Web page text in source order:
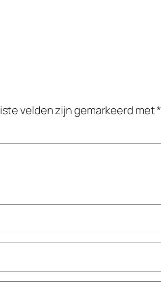
velden zijn gemarkeerd met*